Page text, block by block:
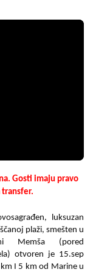
Gosti imaju pravo
transfer.
luksuzan
plaži, smešten u
Memša (pored
otvoren je 15.sep
I 5 km od Marine u